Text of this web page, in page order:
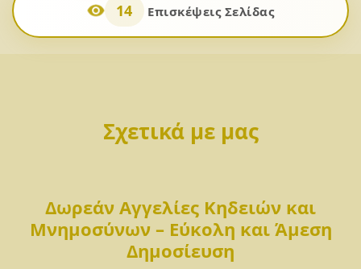
14 Επισκέψεις Σελίδας
Σχετικά με μας
Δωρεάν Αγγελίες Κηδειών και
Μνημοσύνων – Εύκολη και Άμεση
Δημοσίευση